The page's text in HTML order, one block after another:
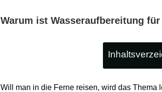
Warum ist Wasseraufbereitung
Will man in die Ferne reisen, wird das Thema